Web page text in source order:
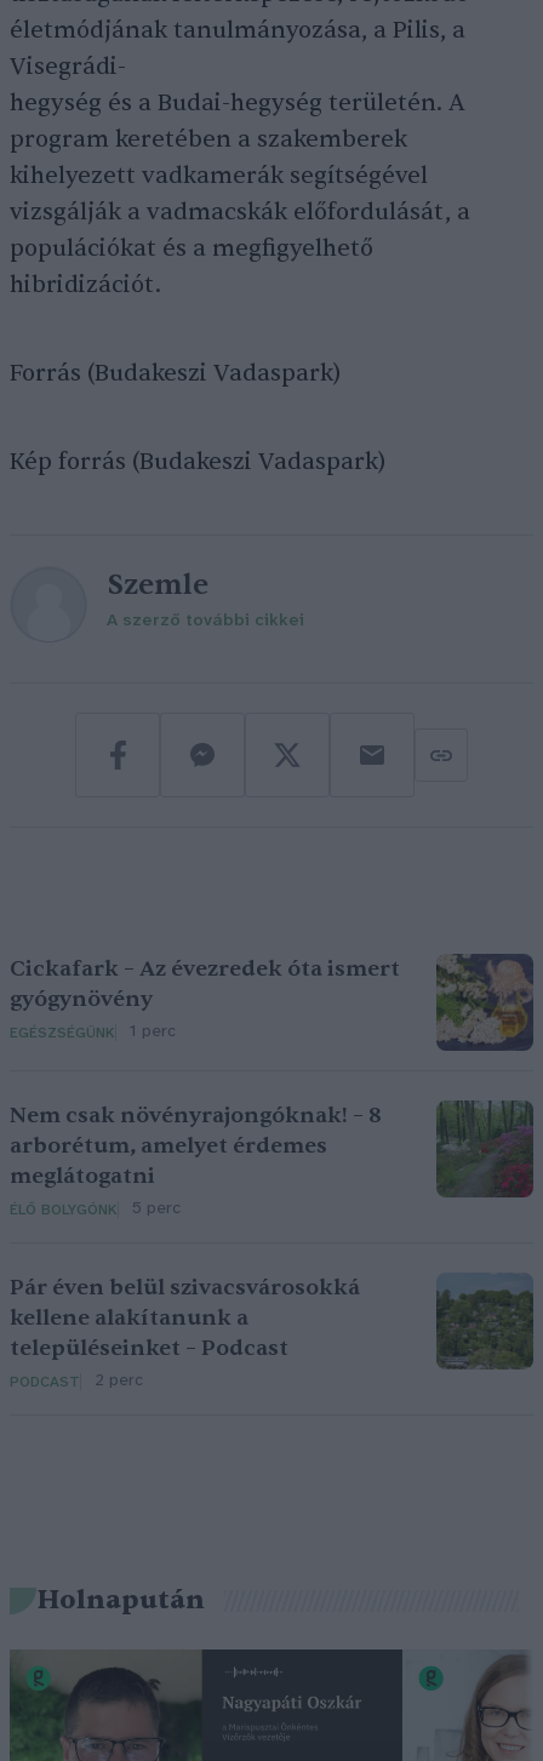
életmódjának tanulmányozása, a Pilis, a
Visegrádi-
hegység és a Budai-hegység területén. A
program keretében a szakemberek
kihelyezett vadkamerák segítségével
vizsgálják a vadmacskák előfordulását, a
populációkat és a megfigyelhető
hibridizációt.
Forrás (Budakeszi Vadaspark)
Kép forrás (Budakeszi Vadaspark)
Szemle
A szerző további cikkei
Cickafark – Az évezredek óta ismert
gyógynövény
EGÉSZSÉGÜNK 1 perc
Nem csak növényrajongóknak! – 8
arborétum, amelyet érdemes
meglátogatni
ÉLŐ BOLYGÓNK 5 perc
Pár éven belül szivacsvárosokká
kellene alakítanunk a
településeinket – Podcast
PODCAST 2 perc
Holnapután